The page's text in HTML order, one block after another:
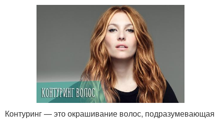
Контуринг — это окрашивание волос, подразумевающая